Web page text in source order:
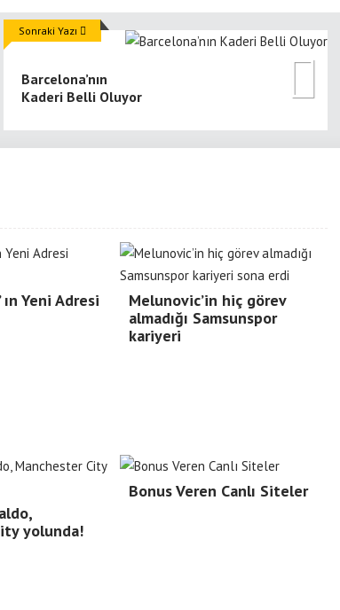
Barcelona’nın
Kaderi Belli Oluyor
Sonraki Yazı
Yeni Adresi
Melunovic’in hiç görev
almadığı Samsunspor
kariyeri
yolunda!
Bonus Veren Canlı Siteler